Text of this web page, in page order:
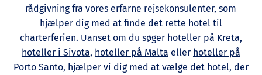
rådgivning fra vores erfarne rejsekonsulenter, som
hjælper dig med at finde det rette hotel til
charterferien. Uanset om du søger hoteller på Kreta,
hoteller i Sivota, hoteller på Malta eller hoteller på
Porto Santo, hjælper vi dig med at vælge det hotel, der